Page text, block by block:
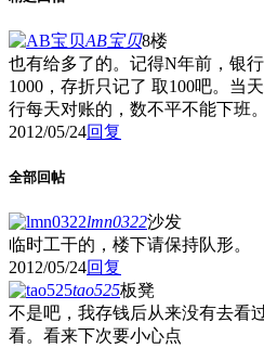
AB宝贝8楼
也有给多了的。记得N年前，银
1000，存折只记了 取100吧。当
行每天对账的，数不平不能下班。
2012/05/24回复
全部回帖
lmn0322沙发
临时工干的，楼下请保持队形。
2012/05/24回复
tao525板凳
不是吧，我存钱后从来没有去看
看。看来下次要小心点